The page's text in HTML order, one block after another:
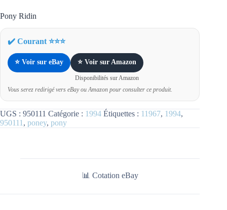
Pony Ridin
✔️ Courant ⭐⭐⭐
⭐ Voir sur eBay ⭐ Voir sur Amazon
Disponibilités sur Amazon
Vous serez redirigé vers eBay ou Amazon pour consulter ce produit.
UGS : 950111 Catégorie : 1994 Étiquettes : 11967, 1994,
950111 , poney, pony
📊 Cotation eBay